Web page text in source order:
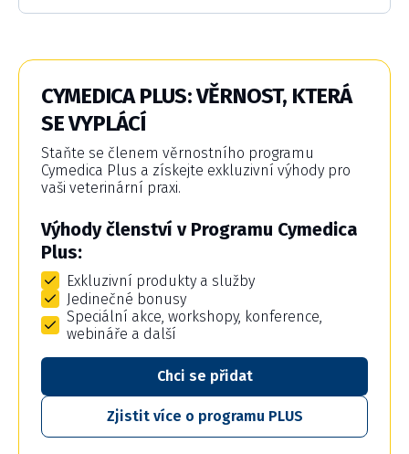
CYMEDICA PLUS: VĚRNOST, KTERÁ
SE VYPLÁCÍ
Staňte se členem věrnostního programu
Cymedica Plus a získejte exkluzivní výhody pro
vaši veterinární praxi.
Výhody členství v Programu Cymedica
Plus:
Exkluzivní produkty a služby
Jedinečné bonusy
Speciální akce, workshopy, konference,
webináře a další
Chci se přidat
Zjistit více o programu PLUS